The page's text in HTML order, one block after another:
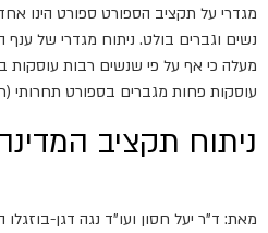
מגדרי על תקציב הספורט ספורט הינו
נשים וגברים בולט. ניתוח מגדרי של ענף
מעלה כי אף על פי שנשים רבות עוסקות
עוסקות פחות מגברים בספורט תחרותי
ניתוח תקציב
מאת: ד"ר יעל חסון ועו"ד נגה דגן-